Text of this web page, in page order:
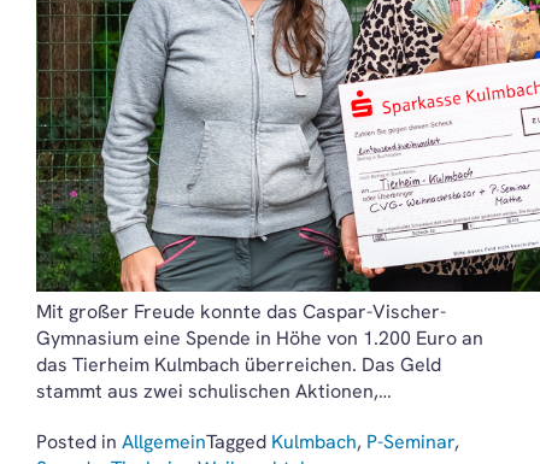
Mit großer Freude konnte das Caspar-Vischer-
Gymnasium eine Spende in Höhe von 1.200 Euro an
das Tierheim Kulmbach überreichen. Das Geld
stammt aus zwei schulischen Aktionen,…
Posted in AllgemeinTagged Kulmbach, P-Seminar,